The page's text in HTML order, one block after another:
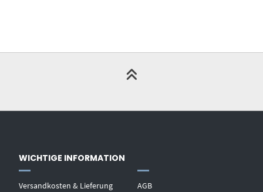
WICHTIGE INFORMATION
Versandkosten & Lieferung
AGB